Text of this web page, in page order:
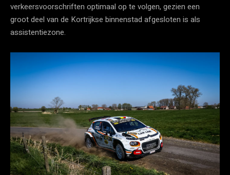
verkeersvoorschriften optimaal op te volgen, gezien een
groot deel van de Kortrijkse binnenstad afgesloten is als
assistentiezone.